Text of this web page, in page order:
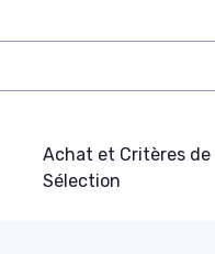
Achat et Critères de
Sélection